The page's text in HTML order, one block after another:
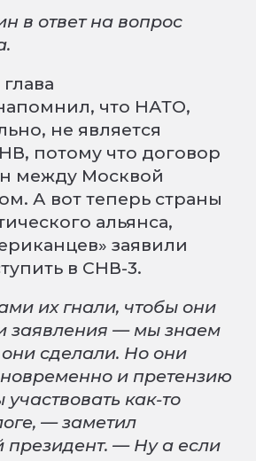
в ответ на вопрос
что НАТО,
не является
потому что договор
между Москвой
А вот теперь страны
альянса,
заявили
в СНВ-3.
их гнали, чтобы они
заявления — мы знаем
сделали. Но они
и претензию
участвовать как-то
— заметил
президент. — Ну а если